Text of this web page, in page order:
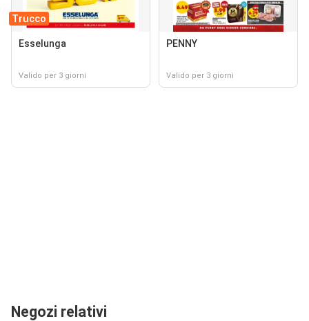
Trucco
Esselunga
Valido per 3 giorni
PENNY
Valido per 3 giorni
Negozi relativi